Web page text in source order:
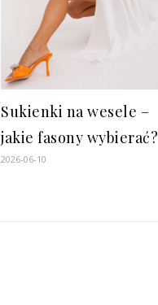
Sukienki na wesele –
jakie fasony wybierać?
2026-06-10